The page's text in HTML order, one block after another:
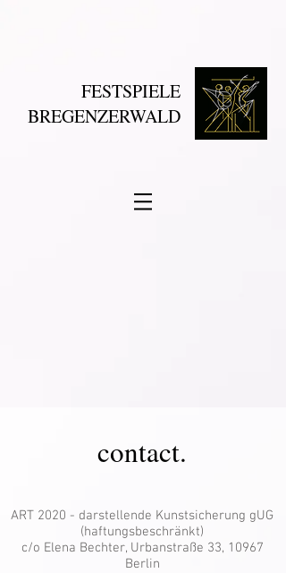
FESTSPIELE
BREGENZERWALD
contact.
ART 2020 - darstellende Kunstsicherung gUG
(haftungsbeschränkt)
c/o Elena Bechter, Urbanstraße 33, 10967
Berlin